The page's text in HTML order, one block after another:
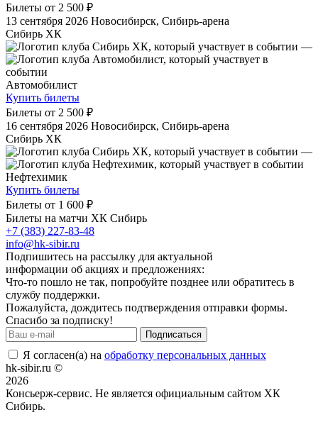
Билеты от 2 500 ₽
13 сентября 2026 Новосибирск, Сибирь-арена
Сибирь ХК
—
Автомобилист
Купить билеты
Билеты от 2 500 ₽
16 сентября 2026 Новосибирск, Сибирь-арена
Сибирь ХК
—
Нефтехимик
Купить билеты
Билеты от 1 600 ₽
Билеты на матчи ХК Сибирь
+7 (383) 227-83-48
info@hk-sibir.ru
Подпишитесь на рассылку для актуальной
информации об акциях и предложениях:
Что-то пошло не так, попробуйте позднее или обратитесь в
службу поддержки.
Пожалуйста, дождитесь подтверждения отправки формы.
Спасибо за подписку!
Подписаться
Я согласен(а) на обработку персональных данных
hk-sibir.ru ©
2026
Консьерж-сервис. Не является официальным сайтом ХК
Сибирь.